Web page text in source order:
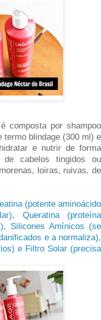
composta por shampoo
blindage (300 ml) e
e nutrir de forma
cabelos tingidos ou
loiras, ruivas, de
(potente aminoácido
Queratina (proteína
Silicones Amínicos (se
e a normaliza),
e Filtro Solar (precisa